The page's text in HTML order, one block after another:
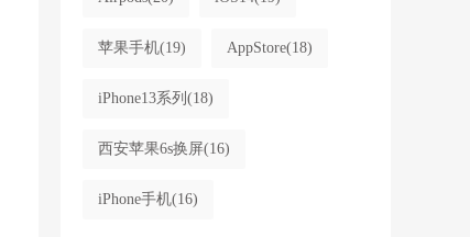
苹果手机(19) AppStore(18)
iPhone13系列 (18)
西安苹果6s换屏(16)
iPhone手机(16)